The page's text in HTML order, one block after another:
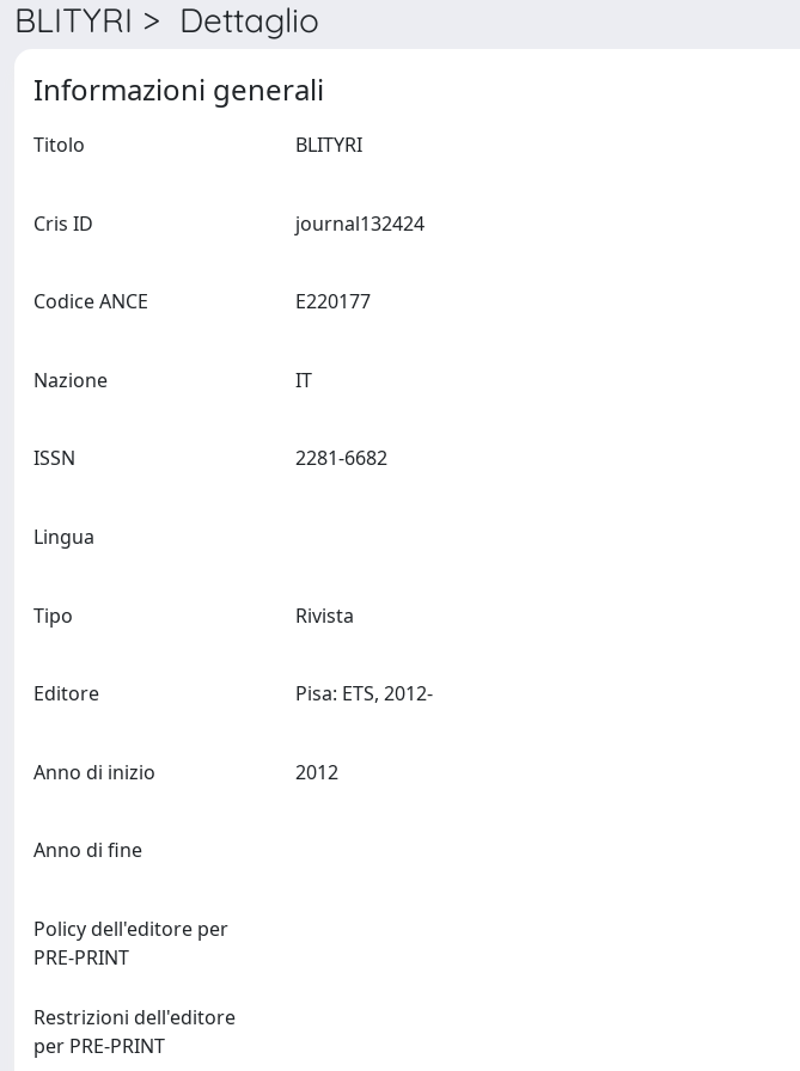
BLITYRI > Dettaglio
Informazioni generali
Titolo
Cris ID
Codice ANCE
Nazione
ISSN
Lingua
Tipo Rivista
Editore
Anno di inizio
Anno di fine
Policy dell'editore per
PRE-PRINT
Restrizioni dell'editore
per PRE-PRINT